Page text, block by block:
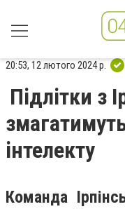
20:53, 12 лютого 2024 р.
Підлітки з
інтелекту
Команда